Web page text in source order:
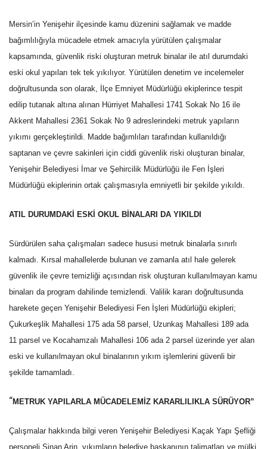
Mersin’in Yenişehir ilçesinde kamu düzenini sağlamak ve madde
bağımlılığıyla mücadele etmek amacıyla yürütülen çalışmalar
kapsamında, güvenlik riski oluşturan metruk binalar ile atıl durumdaki
eski okul yapıları tek tek yıkılıyor. Yürütülen denetim ve incelemeler
doğrultusunda son olarak, İlçe Emniyet Müdürlüğü ekiplerince tespit
edilip tutanak altına alınan Hürriyet Mahallesi 1741 Sokak No 16 ile
Akkent Mahallesi 2361 Sokak No 9 adreslerindeki metruk yapıların
yıkımı gerçekleştirildi. Madde bağımlıları tarafından kullanıldığı
saptanan ve çevre sakinleri için ciddi güvenlik riski oluşturan binalar,
Yenişehir Belediyesi İmar ve Şehircilik Müdürlüğü ile Fen İşleri
Müdürlüğü ekiplerinin ortak çalışmasıyla emniyetli bir şekilde yıkıldı.
ATIL DURUMDAKİ ESKİ OKUL BİNALARI DA YIKILDI
Sürdürülen saha çalışmaları sadece hususi metruk binalarla sınırlı
kalmadı. Kırsal mahallelerde bulunan ve zamanla atıl hale gelerek
güvenlik ile çevre temizliği açısından risk oluşturan kullanılmayan kamu
binaları da program dahilinde temizlendi. Valilik kararı doğrultusunda
harekete geçen Yenişehir Belediyesi Fen İşleri Müdürlüğü ekipleri;
Çukurkeşlik Mahallesi 175 ada 58 parsel, Uzunkaş Mahallesi 189 ada
11 parsel ve Kocahamzalı Mahallesi 106 ada 2 parsel üzerinde yer alan
eski ve kullanılmayan okul binalarının yıkım işlemlerini güvenli bir
şekilde tamamladı.
“METRUK YAPILARLA MÜCADELEMİZ KARARLILIKLA SÜRÜYOR”
Çalışmalar hakkında bilgi veren Yenişehir Belediyesi Kaçak Yapı Şefliği
personeli Sinan Arin, yıkımların belediye başkanının talimatları ve mülki